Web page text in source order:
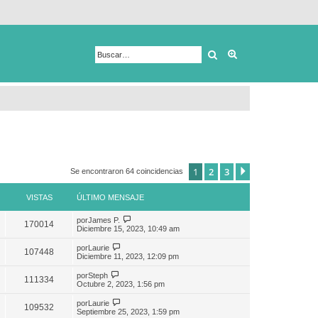
Buscar
Se encontraron 64 coincidencias 1 2 3
VISTAS ÚLTIMO MENSAJE
170014 porJames P.
Diciembre 15, 2023, 10:49 am
107448 porLaurie
Diciembre 11, 2023, 12:09 pm
111334 porSteph
Octubre 2, 2023, 1:56 pm
109532 porLaurie
Septiembre 25, 2023, 1:59 pm